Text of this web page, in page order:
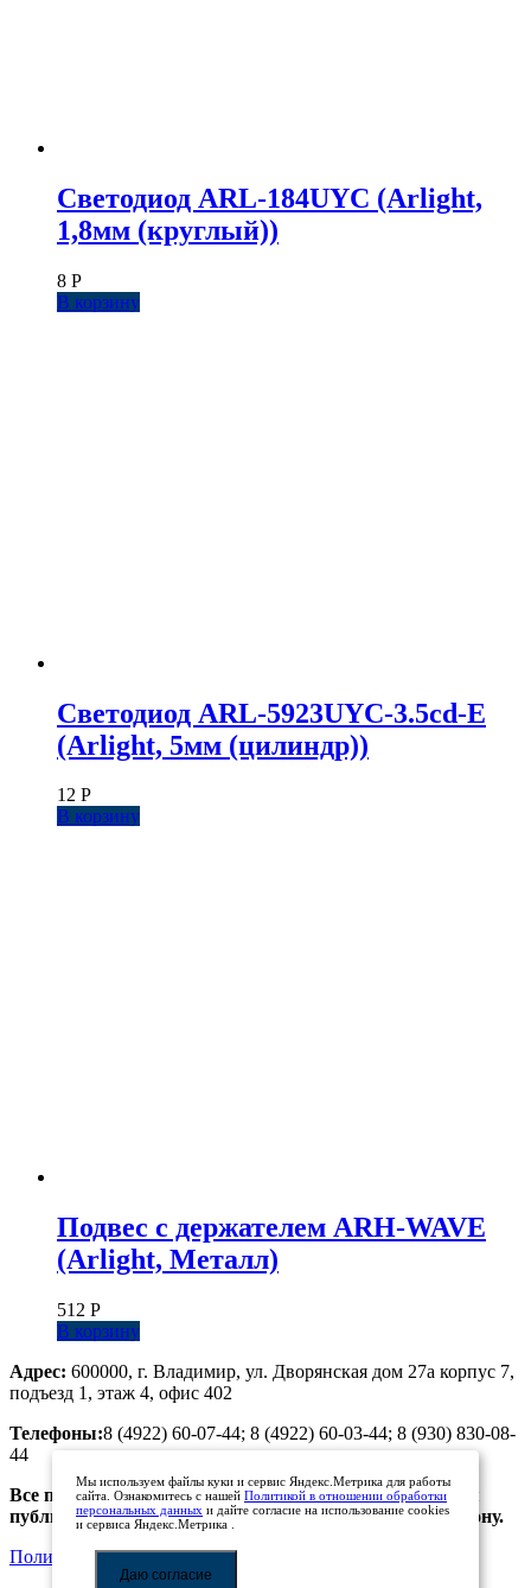
Светодиод ARL-184UYC (Arlight,
1,8мм (круглый))
8 Р
В корзину
Светодиод ARL-5923UYC-3.5cd-E
(Arlight, 5мм (цилиндр))
12 Р
В корзину
Подвес с держателем ARH-WAVE
(Arlight, Металл)
512 Р
В корзину
Адрес: 600000, г. Владимир, ул. Дворянская дом 27а корпус 7,
подъезд 1, этаж 4, офис 402
Телефоны:8 (4922) 60-07-44; 8 (4922) 60-03-44; 8 (930) 830-08-
44
Все предложения, размещенные на сайте, не являются
публичной офертой. Просьба уточнять цены по телефону.
Политика обработки персональных данных
Мы используем файлы куки и сервис Яндекс.Метрика для работы
сайта. Ознакомитесь с нашей Политикой в отношении обработки
персональных данных и дайте согласие на использование cookies
и сервиса Яндекс.Метрика .
Даю согласие